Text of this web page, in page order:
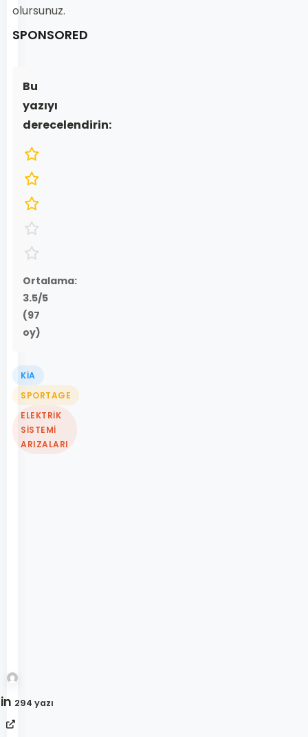
olursunuz.
SPONSORED
Bu
yazıyı
derecelendirin:
Ortalama:
3.5/5
(97
oy)
KIA
SPORTAGE
ELEKTRIK
SISTEMI
ARIZALARI
294 yazı